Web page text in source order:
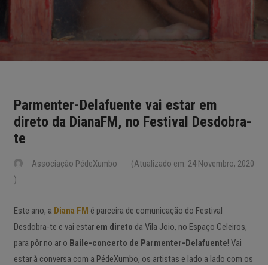
Parmenter-Delafuente vai estar em
direto da DianaFM, no Festival Desdobra-
te
Associação PédeXumbo
(Atualizado em: 24 Novembro, 2020
)
Este ano, a Diana FM é parceira de comunicação do Festival
Desdobra-te e vai estar em direto da Vila Joio, no Espaço Celeiros,
para pôr no ar o Baile-concerto de Parmenter-Delafuente! Vai
estar à conversa com a PédeXumbo, os artistas e lado a lado com os